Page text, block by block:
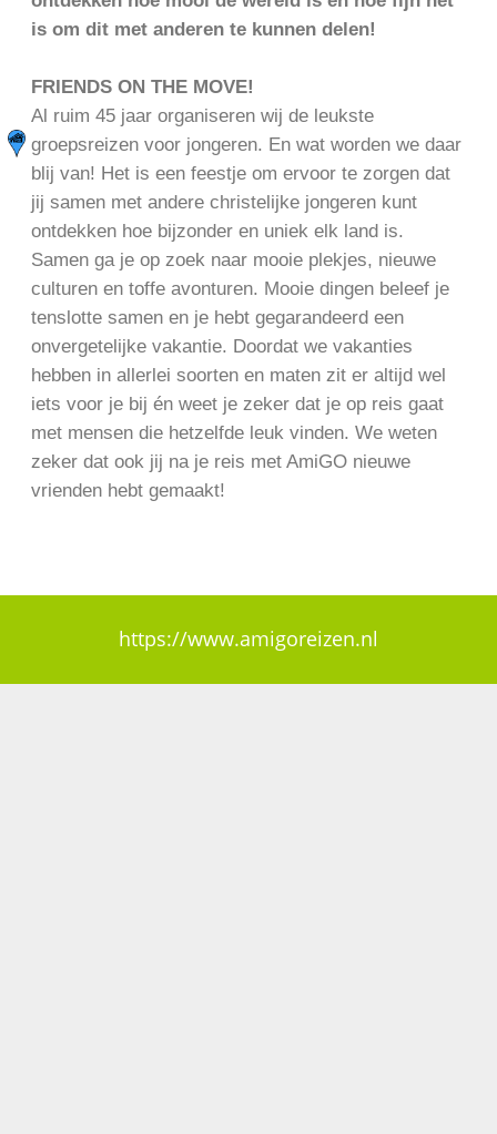
is om dit met anderen te kunnen delen!
FRIENDS ON THE MOVE!
Al ruim 45 jaar organiseren wij de leukste
groepsreizen voor jongeren. En wat worden we daar
blij van! Het is een feestje om ervoor te zorgen dat
jij samen met andere christelijke jongeren kunt
ontdekken hoe bijzonder en uniek elk land is.
Samen ga je op zoek naar mooie plekjes, nieuwe
culturen en toffe avonturen. Mooie dingen beleef je
tenslotte samen en je hebt gegarandeerd een
onvergetelijke vakantie. Doordat we vakanties
hebben in allerlei soorten en maten zit er altijd wel
iets voor je bij én weet je zeker dat je op reis gaat
met mensen die hetzelfde leuk vinden. We weten
zeker dat ook jij na je reis met AmiGO nieuwe
vrienden hebt gemaakt!
https://www.amigoreizen.nl